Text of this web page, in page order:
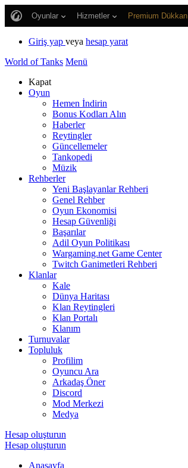
Oyunlar Hizmetler Premium Dükkan
Giriş yap veya hesap yarat
World of Tanks Menü
Kapat
Oyun
Hemen İndirin
Bonus Kodları Alın
Haberler
Reytingler
Güncellemeler
Tankopedi
Müzik
Rehberler
Yeni Başlayanlar Rehberi
Genel Rehber
Oyun Ekonomisi
Hesap Güvenliği
Başarılar
Adil Oyun Politikası
Wargaming.net Game Center
Twitch Ganimetleri Rehberi
Klanlar
Kale
Dünya Haritası
Klan Reytingleri
Klan Portalı
Klanım
Turnuvalar
Topluluk
Profilim
Oyuncu Ara
Arkadaş Öner
Discord
Mod Merkezi
Medya
Hesap oluşturun
Hesap oluşturun
Anasayfa